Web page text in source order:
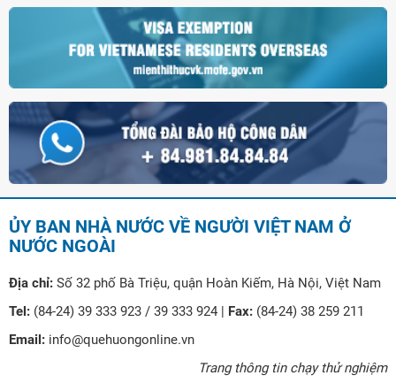
ỦY BAN NHÀ NƯỚC VỀ NGƯỜI VIỆT NAM Ở
NƯỚC NGOÀI
Địa chỉ: Số 32 phố Bà Triệu, quận Hoàn Kiếm, Hà Nội, Việt Nam
Tel: (84-24) 39 333 923 / 39 333 924 | Fax: (84-24) 38 259 211
Email: info@quehuongonline.vn
Trang thông tin chạy thử nghiệm